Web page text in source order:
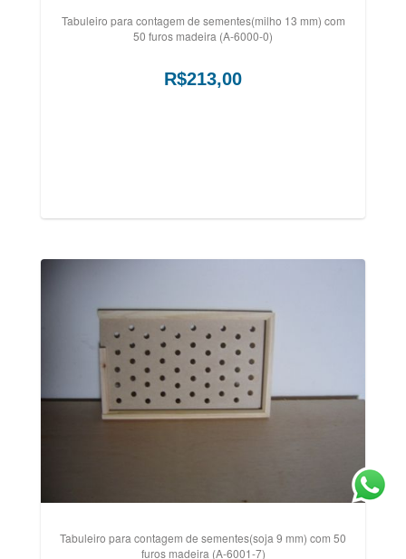
Tabuleiro para contagem de sementes(milho 13 mm) com
50 furos madeira (A-6000-0)
R$213,00
Tabuleiro para contagem de sementes(soja 9 mm) com 50
furos madeira (A-6001-7)